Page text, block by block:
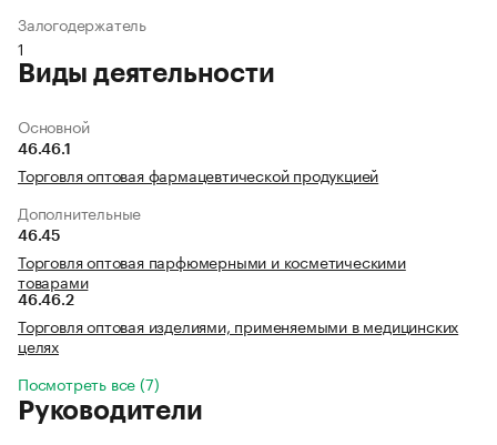
Залогодержатель
1
Виды деятельности
Основной
46.46.1
Торговля оптовая фармацевтической продукцией
Дополнительные
46.45
Торговля оптовая парфюмерными и косметическими
товарами
46.46.2
Торговля оптовая изделиями, применяемыми в медицинских
целях
Посмотреть все (7)
Руководители